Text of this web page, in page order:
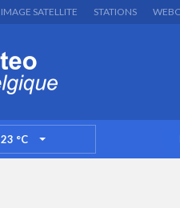
IMAGE SATELLITE STATIONS
23 °C TOGGLE DROPDOWN